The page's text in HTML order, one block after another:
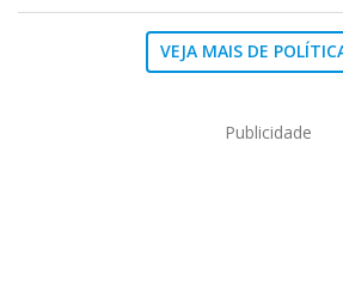
VEJA MAIS DE
Publicidade